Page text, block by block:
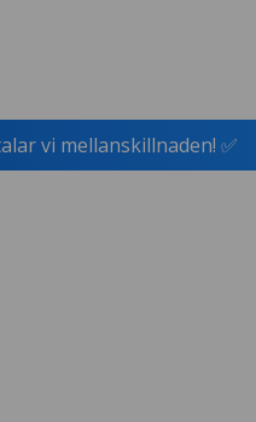
vi mellanskillnaden! ✅